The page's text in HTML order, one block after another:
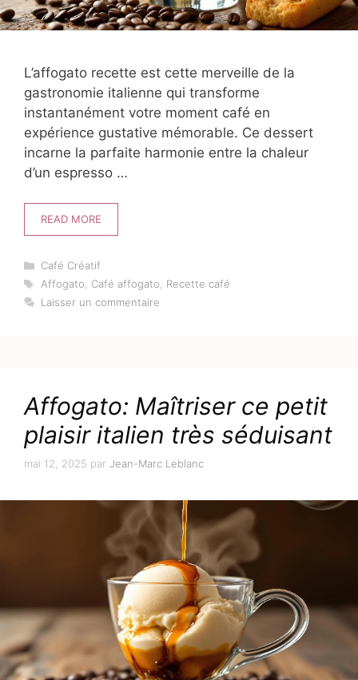
L’affogato recette est cette merveille de la
gastronomie italienne qui transforme
instantanément votre moment café en
expérience gustative mémorable. Ce dessert
incarne la parfaite harmonie entre la chaleur
d’un espresso …
READ MORE
Catégories
Café Créatif
Étiquettes
Affogato Café affogato
Recette café
Laisser un commentaire
Affogato: Maîtriser ce petit
plaisir italien très séduisant
mai 12, 2025 par Jean-Marc Leblanc